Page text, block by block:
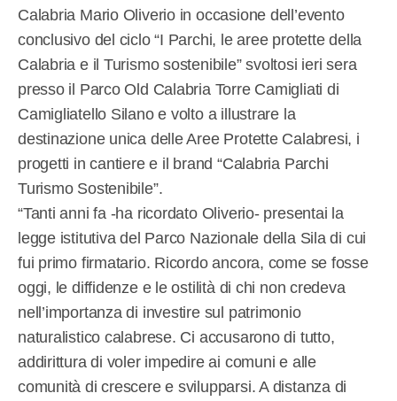
Calabria Mario Oliverio in occasione dell’evento
conclusivo del ciclo “I Parchi, le aree protette della
Calabria e il Turismo sostenibile” svoltosi ieri sera
presso il Parco Old Calabria Torre Camigliati di
Camigliatello Silano e volto a illustrare la
destinazione unica delle Aree Protette Calabresi, i
progetti in cantiere e il brand “Calabria Parchi
Turismo Sostenibile”.
“Tanti anni fa -ha ricordato Oliverio- presentai la
legge istitutiva del Parco Nazionale della Sila di cui
fui primo firmatario. Ricordo ancora, come se fosse
oggi, le diffidenze e le ostilità di chi non credeva
nell’importanza di investire sul patrimonio
naturalistico calabrese. Ci accusarono di tutto,
addirittura di voler impedire ai comuni e alle
comunità di crescere e svilupparsi. A distanza di